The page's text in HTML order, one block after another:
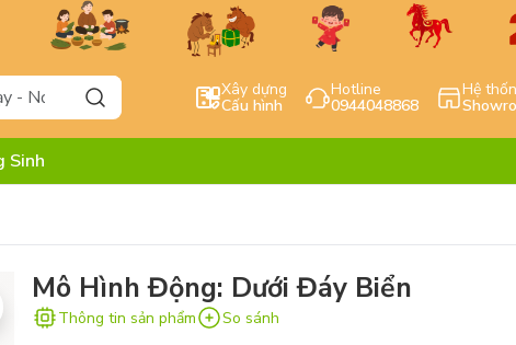
Xây dựng
Cấu hình
Hotline
0944048868
Hệ
Sinh
Mô Hình Động: Dưới Đáy Biển
Thông tin sản phẩm So sánh